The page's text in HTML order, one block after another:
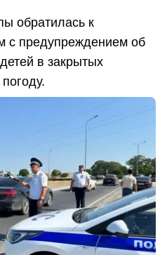
обратилась к
с предупреждением об
в закрытых